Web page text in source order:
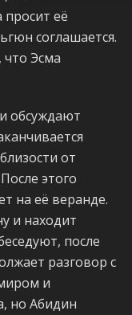
её
соглашается.
что Эсма
обсуждают
от
этого
на её веранде.
и находит
после
разговор с
и
но Абидин